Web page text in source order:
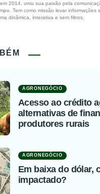
2014, uniu sua paixão pela
Tem como missão levar informações
dinâmica, interativa e sem filtros.
AGRONEGÓCIO
Acesso ao crédito
alternativas de
produtores rurais
AGRONEGÓCIO
Em baixa do dólar,
impactado?